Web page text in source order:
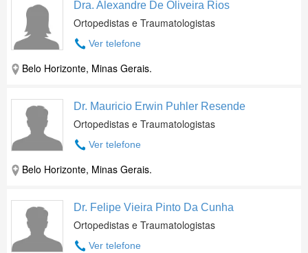
Dra. Alexandre De Oliveira Rios
Ortopedistas e Traumatologistas
Ver telefone
Belo Horizonte, Minas Gerais.
Dr. Mauricio Erwin Puhler Resende
Ortopedistas e Traumatologistas
Ver telefone
Belo Horizonte, Minas Gerais.
Dr. Felipe Vieira Pinto Da Cunha
Ortopedistas e Traumatologistas
Ver telefone